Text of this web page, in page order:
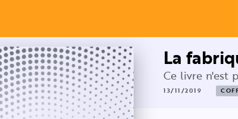
La
Ce livre n'est
13/11/2019